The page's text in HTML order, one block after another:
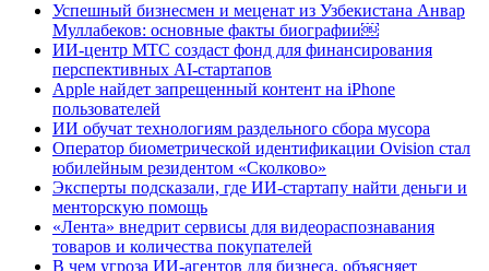
Успешный бизнесмен и меценат из Узбекистана Анвар
Муллабеков: основные факты биографии￼
ИИ-центр МТС создаст фонд для финансирования
перспективных AI-стартапов
Apple найдет запрещенный контент на iPhone
пользователей
ИИ обучат технологиям раздельного сбора мусора
Оператор биометрической идентификации Ovision стал
юбилейным резидентом «Сколково»
Эксперты подсказали, где ИИ-стартапу найти деньги и
менторскую помощь
«Лента» внедрит сервисы для видеораспознавания
товаров и количества покупателей
В чем угроза ИИ-агентов для бизнеса, объясняет